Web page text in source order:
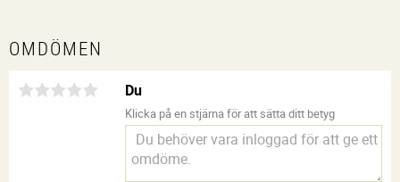
OMDÖMEN
Du
Klicka på en stjärna för att sätta ditt betyg